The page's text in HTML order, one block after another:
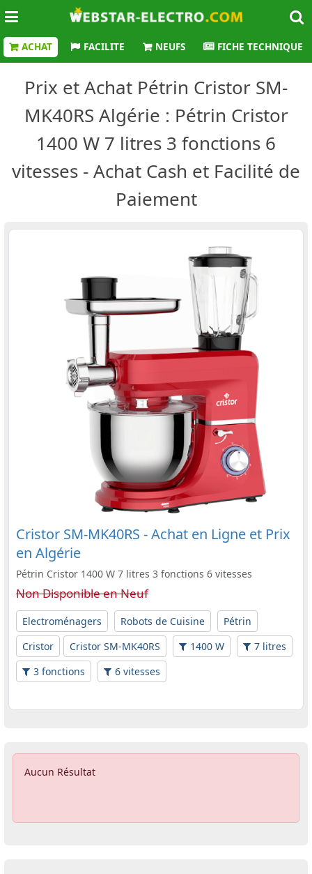
ACHAT FACILITE NEUFS FICHE TECHNIQUE
Prix et Achat Pétrin Cristor SM-
MK40RS Algérie : Pétrin Cristor
1400 W 7 litres 3 fonctions 6
vitesses - Achat Cash et Facilité de
Paiement
Cristor SM-MK40RS - Achat en Ligne et Prix
en Algérie
Pétrin Cristor 1400 W 7 litres 3 fonctions 6 vitesses
Non Disponible en Neuf
Electroménagers Robots de Cuisine
Pétrin
Cristor
Cristor SM-MK40RS 1400 W
7 litres
3 fonctions
6 vitesses
Aucun Résultat